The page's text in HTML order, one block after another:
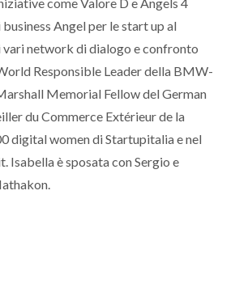
Angel per le start up al
vari network di dialogo e confronto
Responsible Leader della BMW-
Memorial Fellow del German
du Commerce Extérieur de la
digital women di Startupitalia e nel
Isabella è sposata con Sergio e